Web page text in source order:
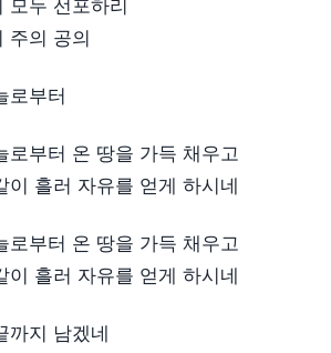
모두 선포하리
주의 공의
로부터
로부터 온 땅을 가득 채우고
이 흘러 자유를 얻게 하시네
로부터 온 땅을 가득 채우고
이 흘러 자유를 얻게 하시네
까지 남겠네